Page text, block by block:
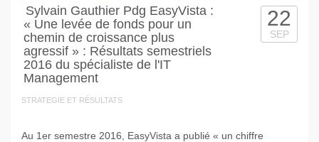
Sylvain Gauthier Pdg EasyVista :
« Une levée de fonds pour un
chemin de croissance plus
agressif » : Résultats semestriels
2016 du spécialiste de l'IT
Management
STRATEGIE ET RÉSULTATS
22
SEP
Au 1er semestre 2016, EasyVista a publié « un chiffre